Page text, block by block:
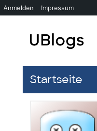
Startseite
Anmelden Impressum